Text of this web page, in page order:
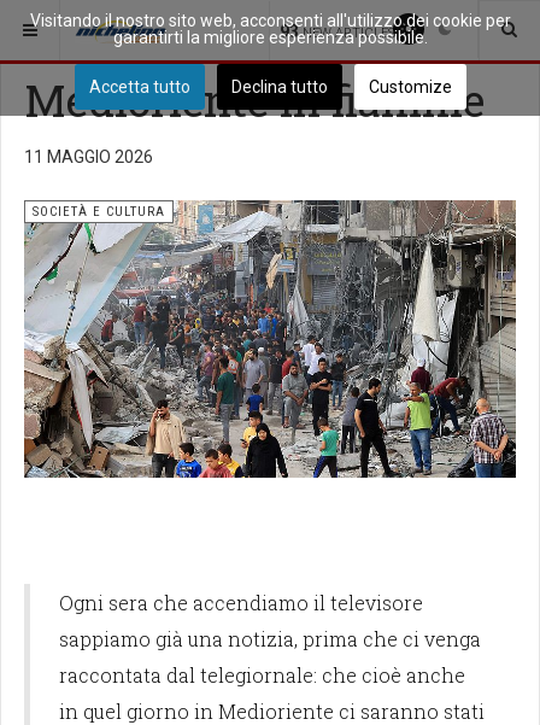
93 NEW ARTICLES
SEI QUI: APPROFONDIMENTI SOCIETÀ E CULTURA
Medioriente in fiamme
11 MAGGIO 2026
SOCIETÀ E CULTURA
Ogni sera che accendiamo il televisore
sappiamo già una notizia, prima che ci venga
raccontata dal telegiornale: che cioè anche
in quel giorno in Medioriente ci saranno stati
Visitando il nostro sito web, acconsenti all'utilizzo dei cookie per
garantirti la migliore esperienza possibile.
Accetta tutto Declina tutto Customize